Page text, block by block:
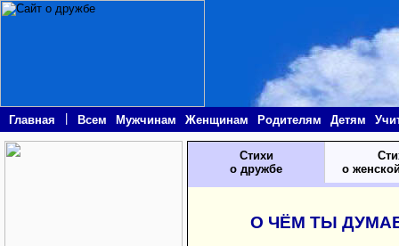
Главная Всем Мужчинам Женщинам Родителям Детям
Стихи
о дружбе
о
О ЧЁМ ТЫ